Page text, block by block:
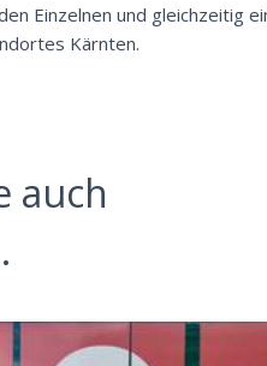
Einzelnen und gleichzeitig
Kärnten.
auch